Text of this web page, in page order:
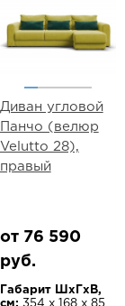
Диван угловой
Панчо (велюр
Velutto 28),
правый
от 76 590
руб.
Габарит ШхГхВ,
см: 354 х 168 х 85